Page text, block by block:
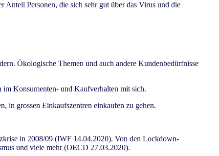
Personen, die sich sehr gut über das Virus und die
Ökologische Themen und auch andere Kundenbedürfnisse
Konsumenten- und Kaufverhalten mit sich.
in grossen Einkaufszentren einkaufen zu gehen.
in 2008/09 (IWF 14.04.2020). Von den Lockdown-
und viele mehr (OECD 27.03.2020).